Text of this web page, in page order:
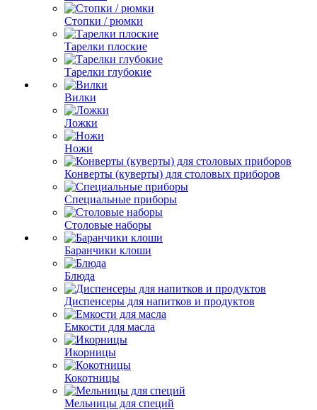
Стопки / рюмки
Тарелки плоские
Тарелки глубокие
Вилки
Ложки
Ножи
Конверты (куверты) для столовых приборов
Специальные приборы
Столовые наборы
Баранчики клоши
Блюда
Диспенсеры для напитков и продуктов
Емкости для масла
Икорницы
Кокотницы
Мельницы для специй